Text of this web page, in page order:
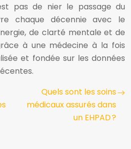
pas de nier le passage du
chaque décennie avec le
de clarté mentale et de
à une médecine à la fois
et fondée sur les données
Quels sont les soins
médicaux assurés dans
un EHPAD ?